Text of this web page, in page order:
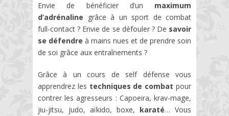
Envie de bénéficier d’un maximum
d’adrénaline grâce à un sport de combat
full-contact ? Envie de se défouler ? De savoir
se défendre à mains nues et de prendre soin
de soi grâce aux entraînements ?
Grâce à un cours de self défense vous
apprendrez les techniques de combat pour
contrer les agresseurs : Capoeira, krav-mage,
jiu-jitsu, judo, aïkido, boxe, karaté… Vous